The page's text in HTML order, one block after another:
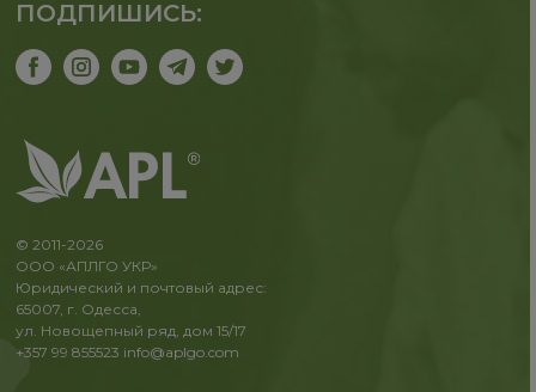
ПОДПИШИСЬ:
© 2011-2026
ООО «АПЛГО УКР»
Юридический и почтовый адрес:
65007, г. Одесса,
ул. Новощепный ряд, дом 15/17
+357 99 855523 info@aplgo.com